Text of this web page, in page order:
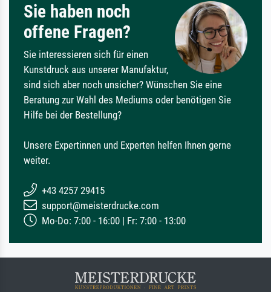
Sie haben noch
offene Fragen?
Sie interessieren sich für einen
Kunstdruck aus unserer Manufaktur,
sind sich aber noch unsicher? Wünschen Sie eine
Beratung zur Wahl des Mediums oder benötigen Sie
Hilfe bei der Bestellung?
Unsere Expertinnen und Experten helfen Ihnen gerne
weiter.
+43 4257 29415
support@meisterdrucke.com
Mo-Do: 7:00 - 16:00 | Fr: 7:00 - 13:00